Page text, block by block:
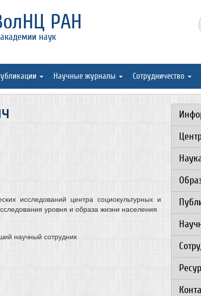
РАН
наук
Научные журналы Сотрудничество
исследований центра социокультурных и
уровня и образа жизни населения
научный сотрудник